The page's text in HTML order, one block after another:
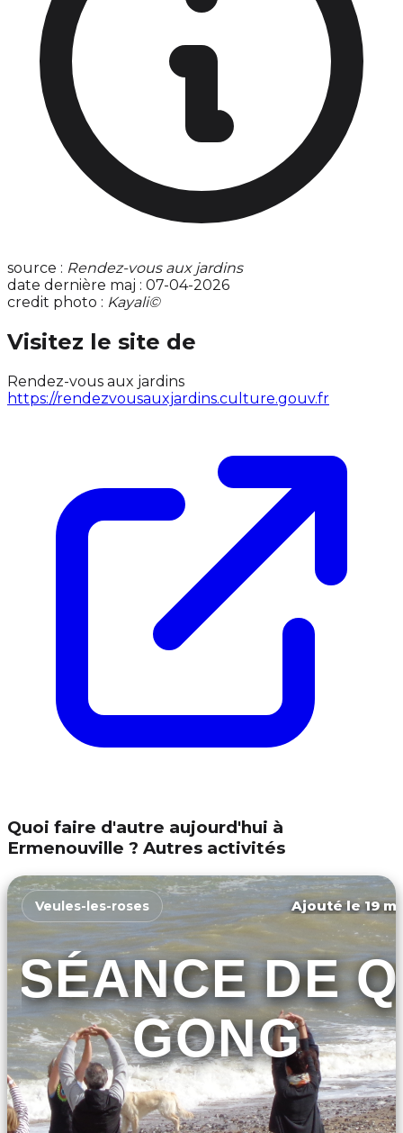
source : Rendez-vous aux jardins
date dernière maj : 07-04-2026
credit photo : Kayali©
Visitez le site de
Rendez-vous aux jardins
https://rendezvousauxjardins.culture.gouv.fr
Quoi faire d'autre aujourd'hui à
Ermenouville ? Autres activités
Veules-les-roses Ajouté le 19
SÉANCE DE
GONG